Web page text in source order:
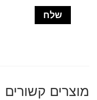
מוצרים קשורים